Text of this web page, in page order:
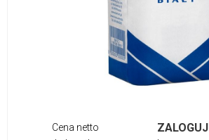
Cena netto ZALOGUJ